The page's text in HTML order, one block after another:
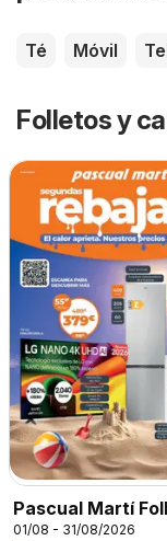
Té Móvil
Folletos y
Pascual Martí
01/08 - 31/08/2026